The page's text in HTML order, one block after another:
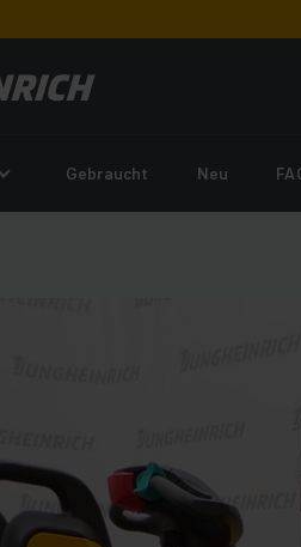
Gebraucht Neu